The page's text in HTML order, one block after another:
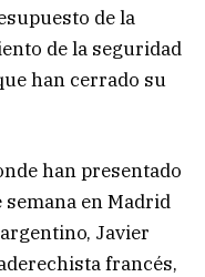
de la
de la seguridad
han cerrado su
han presentado
en Madrid
Javier
francés,